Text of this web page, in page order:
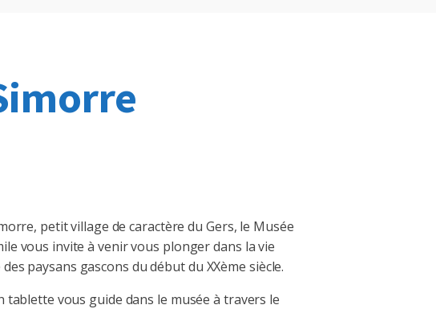
petit village de caractère du Gers, le Musée
vous invite à venir vous plonger dans la vie
paysans gascons du début du XXème siècle.
tablette vous guide dans le musée à travers le